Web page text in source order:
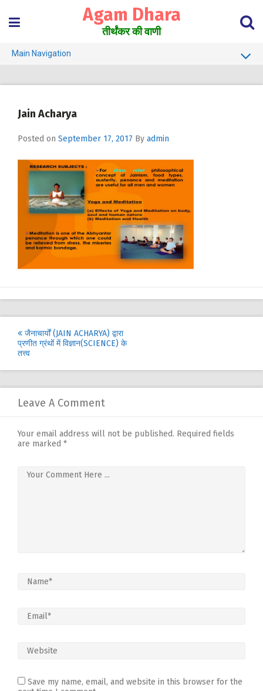
content
Agam Dhara
तीर्थंकर की वाणी
Main Navigation
Jain Darshan Dictionary
Jain Acharya
Posted on September 17, 2017 By admin
Post
navigation
जैनाचार्यों (JAIN ACHARYA) द्वारा
प्रणीत ग्रंथों में विज्ञान(SCIENCE) के
तत्त्व
Leave A Comment
Your email address will not be published. Required fields
are marked *
Save my name, email, and website in this browser for the